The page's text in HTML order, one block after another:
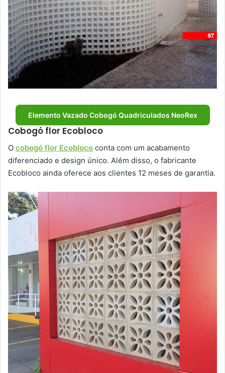
Elemento Vazado Cobogó Quadriculados NeoRex
Cobogó flor Ecobloco
O cobogó flor Ecobloco conta com um acabamento
diferenciado e design único. Além disso, o fabricante
Ecobloco ainda oferece aos clientes 12 meses de garantia.